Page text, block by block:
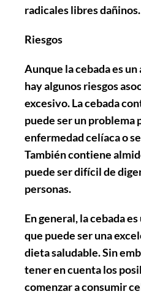
radicales libres dañinos.
Riesgos
Aunque la cebada es
hay algunos riesgos
excesivo. La cebada
puede ser un problema
enfermedad celíaca o
También contiene
puede ser difícil de
personas.
En general, la cebada
que puede ser una
dieta saludable. Sin
tener en cuenta los
comenzar a consumir